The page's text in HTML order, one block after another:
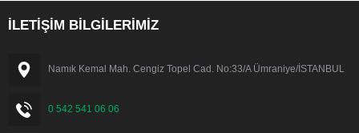
İLETİŞİM BİLGİLERİMİZ
Namık Kemal Mah. Cengiz Topel Cad. No:33/A Ümraniye/İSTANBUL
0 542 541 06 06